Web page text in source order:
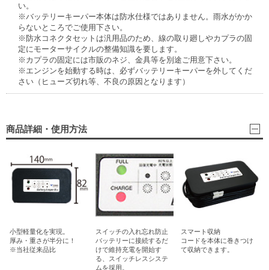
い。
※バッテリーキーパー本体は防水仕様ではありません。雨水がかか
らないところでご使用下さい。
※防水コネクタセットは汎用品のため、線の取り廻しやカプラの固
定にモーターサイクルの整備知識を要します。
※カプラの固定には市販のネジ、金具等を別途ご用意下さい。
※エンジンを始動する時は、必ずバッテリーキーパーを外してくだ
さい（ヒューズ切れ等、不良の原因となります）
商品詳細・使用方法
小型軽量化を実現。
厚み・重さが半分に！
※当社従来品比
スイッチの入れ忘れ防止
バッテリーに接続するだ
けで維持充電を開始す
る、スイッチレスシステ
ムを採用。
スマート収納
コードを本体に巻きつけ
て収納できます。